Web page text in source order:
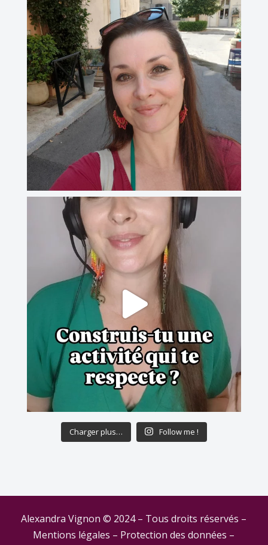
Charger plus… Follow me !
Alexandra Vignon © 2024 – Tous droits réservés –
Mentions légales – Protection des données –